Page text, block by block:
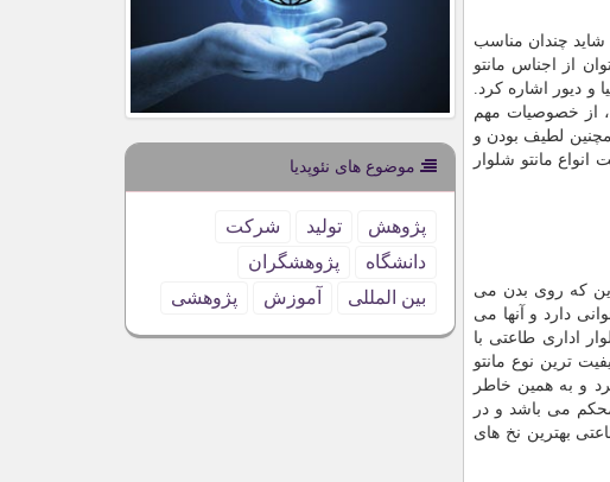
شاید چندان مناسب
از اجناس مانتو
و دیور اشاره کرد.
از خصوصیات مهم
لطیف بودن و
مانتو شلوار
که روی بدن می
دارد و آنها می
اداری طاعتی با
ترین نوع مانتو
و به همین خاطر
می باشد و در
بهترین نخ های
موضوع های نئوپدیا
پژوهش تولید
شركت
دانشگاه
پژوهشگران
بین المللی
آموزش پژوهشی